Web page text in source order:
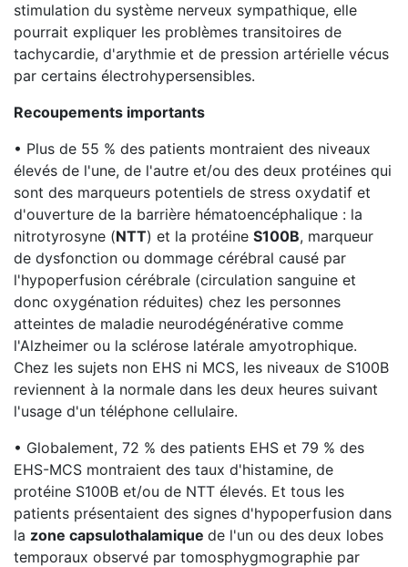
stimulation du système nerveux sympathique, elle
pourrait expliquer les problèmes transitoires de
tachycardie, d'arythmie et de pression artérielle vécus
par certains électrohypersensibles.
Recoupements importants
• Plus de 55 % des patients montraient des niveaux
élevés de l'une, de l'autre et/ou des deux protéines qui
sont des marqueurs potentiels de stress oxydatif et
d'ouverture de la barrière hématoencéphalique : la
nitrotyrosyne (NTT) et la protéine S100B, marqueur
de dysfonction ou dommage cérébral causé par
l'hypoperfusion cérébrale (circulation sanguine et
donc oxygénation réduites) chez les personnes
atteintes de maladie neurodégénérative comme
l'Alzheimer ou la sclérose latérale amyotrophique.
Chez les sujets non EHS ni MCS, les niveaux de S100B
reviennent à la normale dans les deux heures suivant
l'usage d'un téléphone cellulaire.
• Globalement, 72 % des patients EHS et 79 % des
EHS-MCS montraient des taux d'histamine, de
protéine S100B et/ou de NTT élevés. Et tous les
patients présentaient des signes d'hypoperfusion dans
la zone capsulothalamique de l'un ou des deux lobes
temporaux observé par tomosphygmographie par